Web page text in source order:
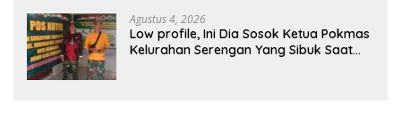
Agustus 4, 2026
Low profile, Ini Dia Sosok Ketua Pokmas
Kelurahan Serengan Yang Sibuk Saat